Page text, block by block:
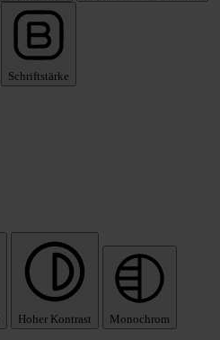
Schriftstärke
Hoher Kontrast Monochrom